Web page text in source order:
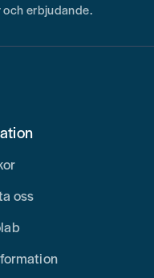
och erbjudande.
oss